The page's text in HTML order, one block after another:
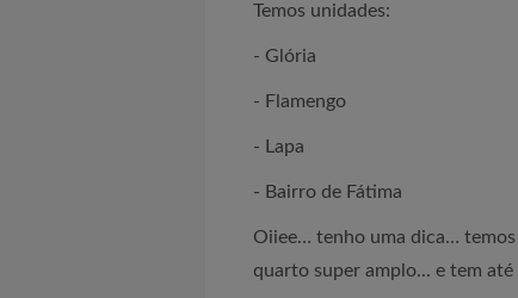
Temos unidades:
- Glória
- Flamengo
- Lapa
- Bairro de Fátima
Oiiee… tenho uma dica…
quarto super amplo... e tem